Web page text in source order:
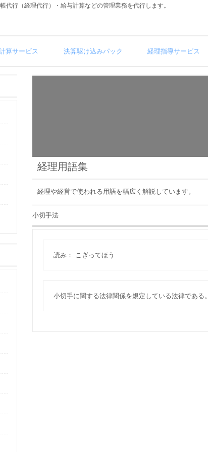
代行（経理代行）・給与計算などの管理業務を代行します。
算サービス 決算駆け込みパック 経理指導サービス
経理用語集
経理や経営で使われる用語を幅広く解説しています。
小切手法
読み： こぎってほう
小切手に関する法律関係を規定している法律である。